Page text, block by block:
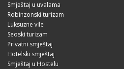
Smještaj u uvalama
Robinzonski turizam
Luksuzne vile
Seoski turizam
Privatni smještaj
Hotelski smještaj
Smještaj u Hostelu